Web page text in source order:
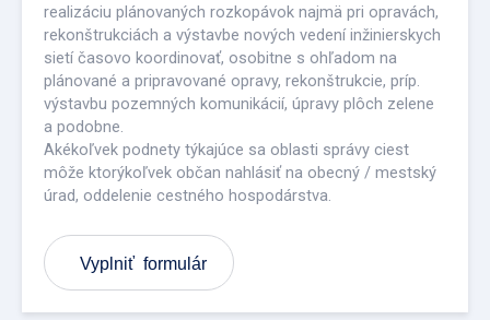
realizáciu plánovaných rozkopávok najmä pri opravách,
rekonštrukciách a výstavbe nových vedení inžinierskych
sietí časovo koordinovať, osobitne s ohľadom na
plánované a pripravované opravy, rekonštrukcie, príp.
výstavbu pozemných komunikácií, úpravy plôch zelene
a podobne.
Akékoľvek podnety týkajúce sa oblasti správy ciest
môže ktorýkoľvek občan nahlásiť na obecný / mestský
úrad, oddelenie cestného hospodárstva.
Vyplniť formulár